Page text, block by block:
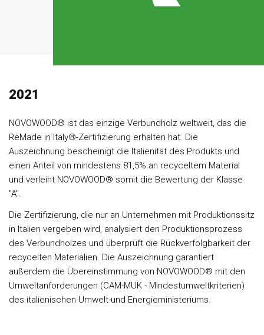
2021
NOVOWOOD® ist das einzige Verbundholz weltweit, das die
ReMade in Italy®-Zertifizierung erhalten hat. Die
Auszeichnung bescheinigt die Italienität des Produkts und
einen Anteil von mindestens 81,5% an recyceltem Material
und verleiht NOVOWOOD® somit die Bewertung der Klasse
"A".
Die Zertifizierung, die nur an Unternehmen mit Produktionssitz
in Italien vergeben wird, analysiert den Produktionsprozess
des Verbundholzes und überprüft die Rückverfolgbarkeit der
recycelten Materialien. Die Auszeichnung garantiert
außerdem die Übereinstimmung von NOVOWOOD® mit den
Umweltanforderungen (CAM-MUK - Mindestumweltkriterien)
des italienischen Umwelt-und Energieministeriums.